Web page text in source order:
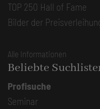
TOP 250 Hall of Fame
Bilder der
Alle Informationen
Beliebte
Profisuche
Seminar